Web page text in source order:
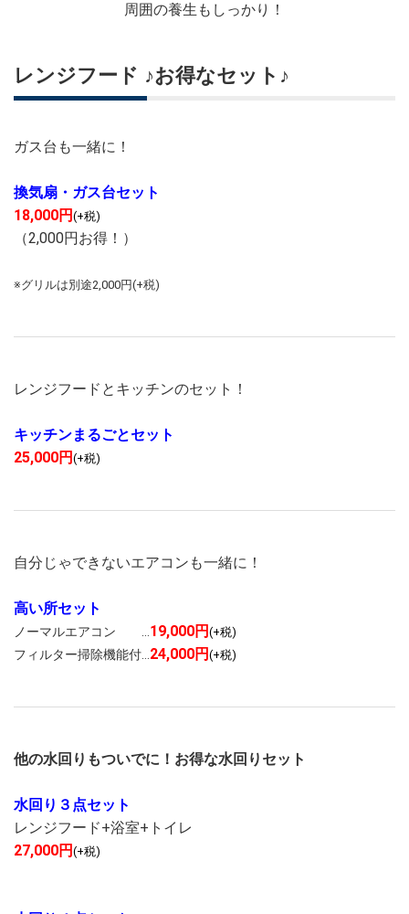
周囲の養生もしっかり！
レンジフード ♪お得なセット♪
ガス台も一緒に！
換気扇・ガス台セット
18,000円 (+税)
（2,000円お得！）
※グリルは別途2,000円(+税)
レンジフードとキッチンのセット！
キッチンまるごとセット
25,000円 (+税)
自分じゃできないエアコンも一緒に！
高い所セット
ノーマルエアコン …19,000円 (+税)
フィルター掃除機能付…24,000円 (+税)
他の水回りもついでに！お得な水回りセット
水回り３点セット
レンジフード+浴室+トイレ
27,000円 (+税)